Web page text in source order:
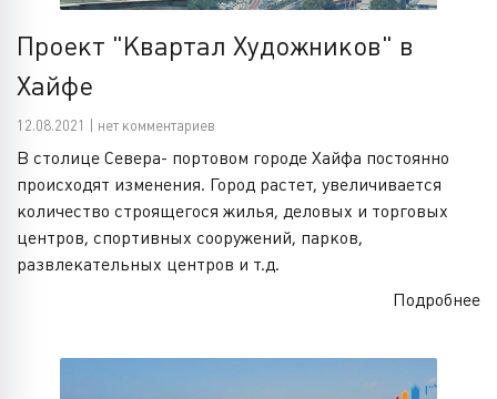
Проект "Квартал Художников" в
Хайфе
12.08.2021 | нет комментариев
В столице Севера- портовом городе Хайфа постоянно
происходят изменения. Город растет, увеличивается
количество строящегося жилья, деловых и торговых
центров, спортивных сооружений, парков,
развлекательных центров и т.д.
Подробнее